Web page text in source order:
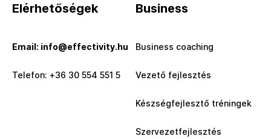
Elérhetőségek
Email: info@effectivity.hu
Telefon: +36 30 554 551 5
Business
Business coaching
Vezető fejlesztés
Készségfejlesztő tréningek
Szervezetfejlesztés